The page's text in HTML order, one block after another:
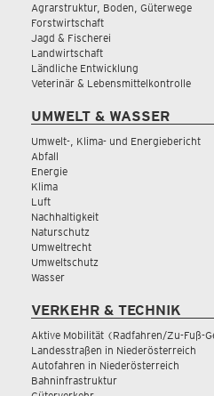
Agrarstruktur, Boden, Güterwege
Forstwirtschaft
Jagd & Fischerei
Landwirtschaft
Ländliche Entwicklung
Veterinär & Lebensmittelkontrolle
UMWELT & WASSER
Umwelt-, Klima- und Energiebericht
Abfall
Energie
Klima
Luft
Nachhaltigkeit
Naturschutz
Umweltrecht
Umweltschutz
Wasser
VERKEHR & TECHNIK
Aktive Mobilität (Radfahren/Zu-Fuß-
Landesstraßen in Niederösterreich
Autofahren in Niederösterreich
Bahninfrastruktur